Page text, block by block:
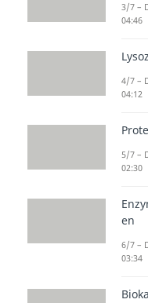
3/7 –
04:46
4/7 –
04:12
5/7 –
02:30
en
6/7 –
03:34